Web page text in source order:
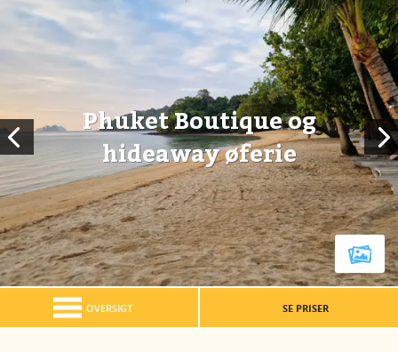
Phuket Boutique og
hideaway øferie
OVERSIGT SE PRISER